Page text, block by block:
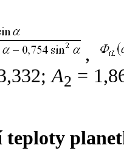
,
A2 =
teploty